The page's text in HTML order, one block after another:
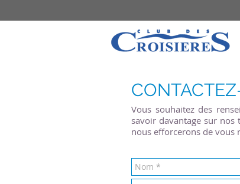
Vous souhaitez des
savoir davantage sur nos
nous efforcerons de vous